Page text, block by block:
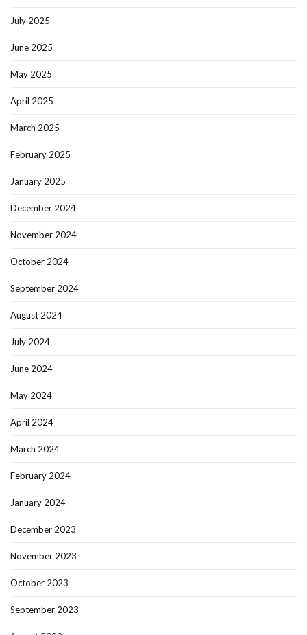
July 2025
June 2025
May 2025
April 2025
March 2025
February 2025
January 2025
December 2024
November 2024
October 2024
September 2024
August 2024
July 2024
June 2024
May 2024
April 2024
March 2024
February 2024
January 2024
December 2023
November 2023
October 2023
September 2023